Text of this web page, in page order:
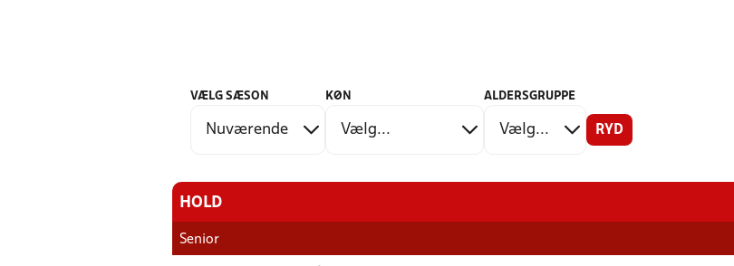
VÆLG SÆSON KØN ALDERSGRUPPE
RYD
HOLD
Senior